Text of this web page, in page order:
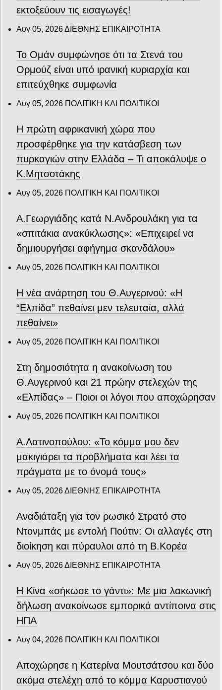
εκτοξεύουν τις εισαγωγές!
Αυγ 05, 2026ΔΙΕΘΝΗΣ ΕΠΙΚΑΙΡΟΤΗΤΑ
Το Ομάν συμφώνησε ότι τα Στενά του
Ορμούζ είναι υπό ιρανική κυριαρχία και
επιτεύχθηκε συμφωνία
Αυγ 05, 2026 ΠΟΛΙΤΙΚΗ ΚΑΙ ΠΟΛΙΤΙΚΟΙ
Η πρώτη αφρικανική χώρα που
προσφέρθηκε για την κατάσβεση των
πυρκαγιών στην Ελλάδα – Τι αποκάλυψε ο
Κ.Μητσοτάκης
Αυγ 05, 2026 ΠΟΛΙΤΙΚΗ ΚΑΙ ΠΟΛΙΤΙΚΟΙ
Α.Γεωργιάδης κατά Ν.Ανδρουλάκη για τα
«σπιτάκια ανακύκλωσης»: «Επιχειρεί να
δημιουργήσει αφήγημα σκανδάλου»
Αυγ 05, 2026 ΠΟΛΙΤΙΚΗ ΚΑΙ ΠΟΛΙΤΙΚΟΙ
Η νέα ανάρτηση του Θ.Αυγερινού: «Η
“Ελπίδα” πεθαίνει μεν τελευταία, αλλά
πεθαίνει»
Αυγ 05, 2026 ΠΟΛΙΤΙΚΗ ΚΑΙ ΠΟΛΙΤΙΚΟΙ
Στη δημοσιότητα η ανακοίνωση του
Θ.Αυγερινού και 21 πρώην στελεχών της
«Ελπίδας» – Ποιοι οι λόγοι που αποχώρησαν
Αυγ 05, 2026 ΠΟΛΙΤΙΚΗ ΚΑΙ ΠΟΛΙΤΙΚΟΙ
Α.Λατινοπούλου: «Το κόμμα μου δεν
μακιγιάρει τα προβλήματα και λέει τα
πράγματα με το όνομά τους»
Αυγ 05, 2026ΔΙΕΘΝΗΣ ΕΠΙΚΑΙΡΟΤΗΤΑ
Αναδιάταξη για τον ρωσικό Στρατό στο
Ντονμπάς με εντολή Πούτιν: Οι αλλαγές στη
διοίκηση και πύραυλοι από τη Β.Κορέα
Αυγ 05, 2026ΔΙΕΘΝΗΣ ΕΠΙΚΑΙΡΟΤΗΤΑ
Η Κίνα «σήκωσε το γάντι»: Με μια λακωνική
δήλωση ανακοίνωσε εμπορικά αντίποινα στις
ΗΠΑ
Αυγ 04, 2026 ΠΟΛΙΤΙΚΗ ΚΑΙ ΠΟΛΙΤΙΚΟΙ
Αποχώρησε η Κατερίνα Μουτσάτσου και δύο
ακόμα στελέχη από το κόμμα Καρυστιανού